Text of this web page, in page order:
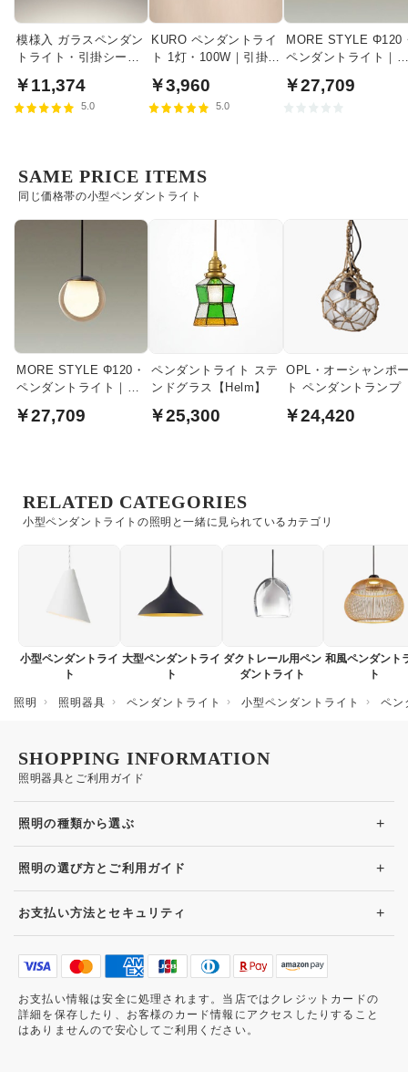
模様入 ガラスペンダン
トライト・引掛シーリ
￥11,374
5.0
KURO ペンダントライ
ト 1灯・100W｜引掛シ
￥3,960
5.0
MORE STYLE Φ120
ペンダントライト｜
￥27,709
同じ価格帯の小型ペンダントライト
SAME PRICE ITEMS
MORE STYLE Φ120・
ペンダントライト｜ア
￥27,709
ペンダントライト ステ
ンドグラス【Helm】
￥25,300
OPL・オーシャンポ
ト ペンダントランプ
￥24,420
小型ペンダントライトの照明と一緒に見られているカテゴリ
RELATED CATEGORIES
小型ペンダントライ
ト
大型ペンダントライ
ト
ダクトレール用ペン
ダントライト
和風ペンダント
ト
照明 照明器具 ペンダントライト 小型ペンダントライト ペン
照明器具とご利用ガイド
SHOPPING INFORMATION
照明の種類から選ぶ +
照明の選び方とご利用ガイド +
お支払い方法とセキュリティ +
お支払い情報は安全に処理されます。当店ではクレジットカードの
詳細を保存したり、お客様のカード情報にアクセスしたりすること
はありませんので安心してご利用ください。